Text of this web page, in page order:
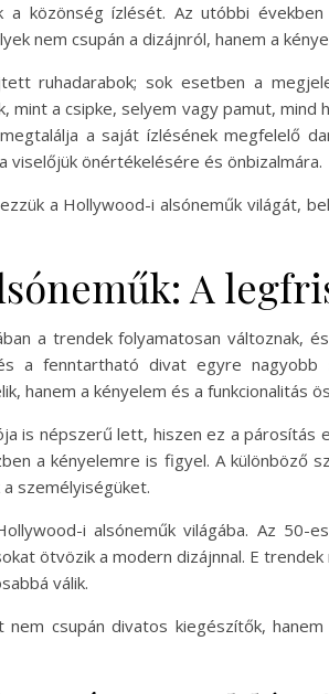
közönség ízlését. Az utóbbi
nem csupán a dizájnról, hanem a
ruhadarabok; sok esetben a
mint a csipke, selyem vagy pamut,
a saját ízlésének megfelelő
viselőjük önértékelésére és önbizalmára.
a Hollywood-i alsóneműk világát,
A
a trendek folyamatosan változnak,
a fenntartható divat egyre
hanem a kényelem és a funkcionalitás
is népszerű lett, hiszen ez a
a kényelemre is figyel. A különböző
személyiségüket.
i alsóneműk világába. Az 50-
ötvözik a modern dizájnnal. E
válik.
csupán divatos kiegészítők,